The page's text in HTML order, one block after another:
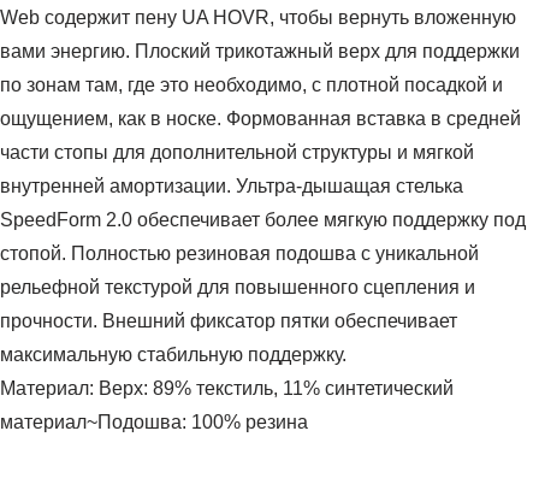
Web содержит пену UA HOVR, чтобы вернуть вложенную
вами энергию. Плоский трикотажный верх для поддержки
по зонам там, где это необходимо, с плотной посадкой и
ощущением, как в носке. Формованная вставка в средней
части стопы для дополнительной структуры и мягкой
внутренней амортизации. Ультра-дышащая стелька
SpeedForm 2.0 обеспечивает более мягкую поддержку под
стопой. Полностью резиновая подошва с уникальной
рельефной текстурой для повышенного сцепления и
прочности. Внешний фиксатор пятки обеспечивает
максимальную стабильную поддержку.
Материал: Верх: 89% текстиль, 11% синтетический
материал~Подошва: 100% резина